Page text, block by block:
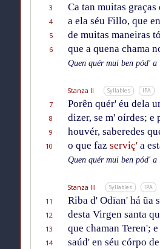
3 Ca tan muitas graças
4
a ela séu Fillo, que
5
de muitas maneiras
6
que a quena chama
Quen quér mui ben pód' a
Stanza II Syllables IPA
7 Porên quér' éu dela
8
dizer, se m' oírdes; e
9
houvér, saberedes
10
o que faz serviç'a
Quen quér mui ben pód' a
Stanza III Syllables IPA
11 Riba d' Odïan' há ũa
12
desta Virgen santa
13
que chaman Teren';
14
saúd' en séu córpo